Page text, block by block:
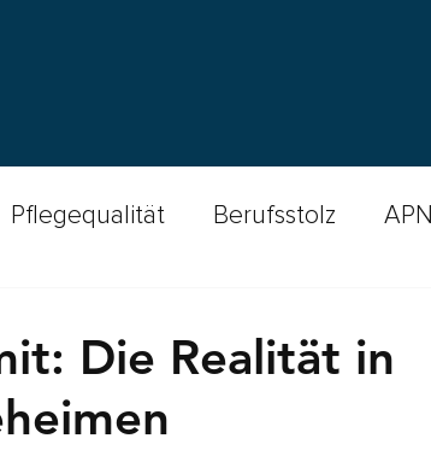
Pflegequalität Berufsstolz APN
Die Realität in